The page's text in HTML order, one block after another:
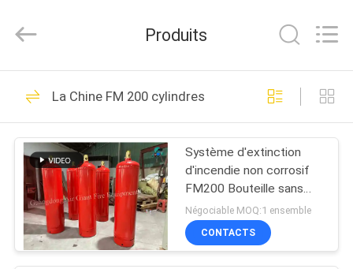
MAISON
PRODUITS
EXPOSITION
DE
VR
Giant
Co.,Ltd..
Reserved.
système de
suppression des
incendies fm200
110
38
Produits
La Chine FM 200 cylindres
Système d'extinction
d'incendie non corrosif
FM200 Bouteille sans
pollution pour salle de
stockage
Négociable MOQ:1 ensemble
CONTACTS